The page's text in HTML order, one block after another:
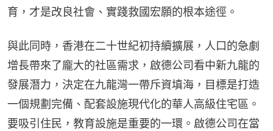
育，才是改良社會、實踐救國宏願的根本途徑。
與此同時，香港在二十世紀初持續擴展，人口的急劇
增長帶來了龐大的社區需求，啟德公司看中新九龍的
發展潛力，決定在九龍灣一帶斥資填海，目標是打造
一個規劃完備、配套設施現代化的華人高級住宅區。
要吸引住民，教育設施是重要的一環。啟德公司在當